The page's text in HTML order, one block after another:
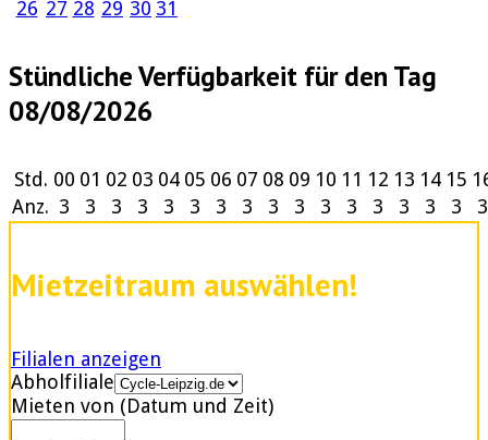
26 27 28 29 30 31
Stündliche Verfügbarkeit für den Tag
08/08/2026
Std. 00 01 02 03 04 05 06 07 08 09 10 11 12 13 14 15
Anz. 3 3 3 3 3 3 3 3 3 3 3 3 3 3 3 3 3
Mietzeitraum auswählen!
Filialen anzeigen
Abholfiliale
Mieten von (Datum und Zeit)